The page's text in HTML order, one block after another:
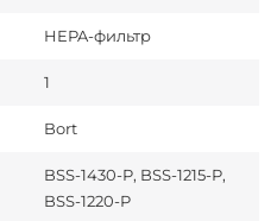
HEPA-фильтр
1
Bort
BSS-1430-P, BSS-1215-P,
BSS-1220-P